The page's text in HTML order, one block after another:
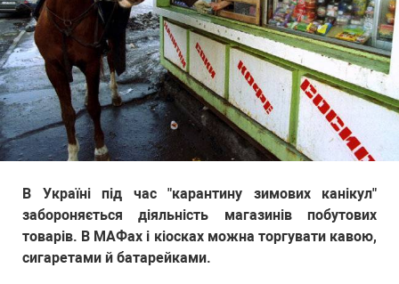
В Україні під час "карантину зимових канікул"
забороняється діяльність магазинів побутових
товарів. В МАФах і кіосках можна торгувати кавою,
сигаретами й батарейками.